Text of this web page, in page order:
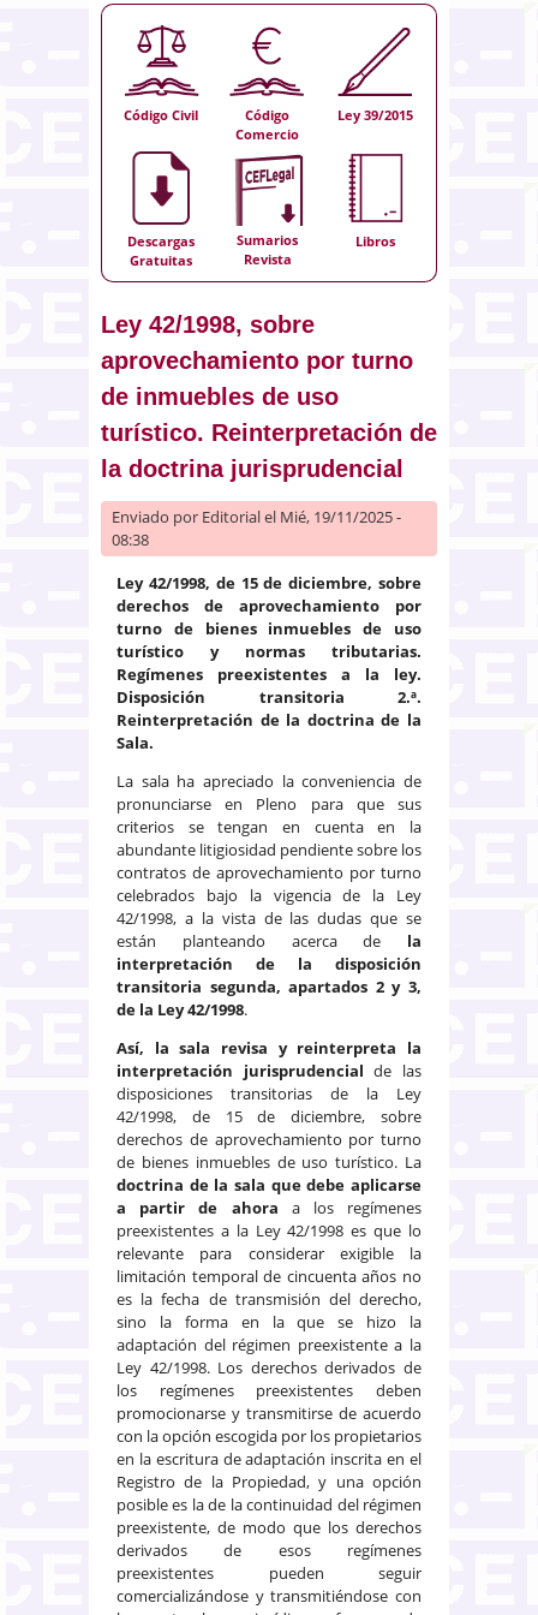
Código Civil
Código
Comercio
Ley 39/2015
Descargas
Gratuitas
Sumarios
Revista
Libros
Ley 42/1998, sobre
aprovechamiento por turno
de inmuebles de uso
turístico. Reinterpretación de
la doctrina jurisprudencial
Enviado por Editorialel Mié, 19/11/2025 -
08:38
Ley 42/1998, de 15 de diciembre, sobre
derechos de aprovechamiento por
turno de bienes inmuebles de uso
turístico y normas tributarias.
Regímenes preexistentes a la ley.
Disposición transitoria 2.ª.
Reinterpretación de la doctrina de la
Sala.
La sala ha apreciado la conveniencia de
pronunciarse en Pleno para que sus
criterios se tengan en cuenta en la
abundante litigiosidad pendiente sobre los
contratos de aprovechamiento por turno
celebrados bajo la vigencia de la Ley
42/1998, a la vista de las dudas que se
están planteando acerca de la
interpretación de la disposición
transitoria segunda, apartados 2 y 3,
de la Ley 42/1998.
Así, la sala revisa y reinterpreta la
interpretación jurisprudencial de las
disposiciones transitorias de la Ley
42/1998, de 15 de diciembre, sobre
derechos de aprovechamiento por turno
de bienes inmuebles de uso turístico. La
doctrina de la sala que debe aplicarse
a partir de ahora a los regímenes
preexistentes a la Ley 42/1998 es que lo
relevante para considerar exigible la
limitación temporal de cincuenta años no
es la fecha de transmisión del derecho,
sino la forma en la que se hizo la
adaptación del régimen preexistente a la
Ley 42/1998. Los derechos derivados de
los regímenes preexistentes deben
promocionarse y transmitirse de acuerdo
con la opción escogida por los propietarios
en la escritura de adaptación inscrita en el
Registro de la Propiedad, y una opción
posible es la de la continuidad del régimen
preexistente, de modo que los derechos
derivados de esos regímenes
preexistentes pueden seguir
comercializándose y transmitiéndose con